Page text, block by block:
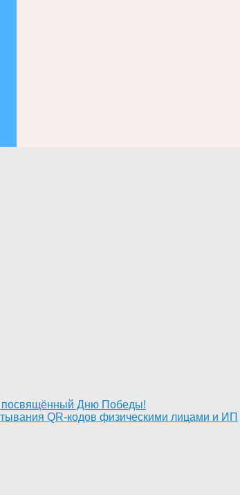
посвящённый Дню Победы!
QR-кодов физическими лицами и ИП